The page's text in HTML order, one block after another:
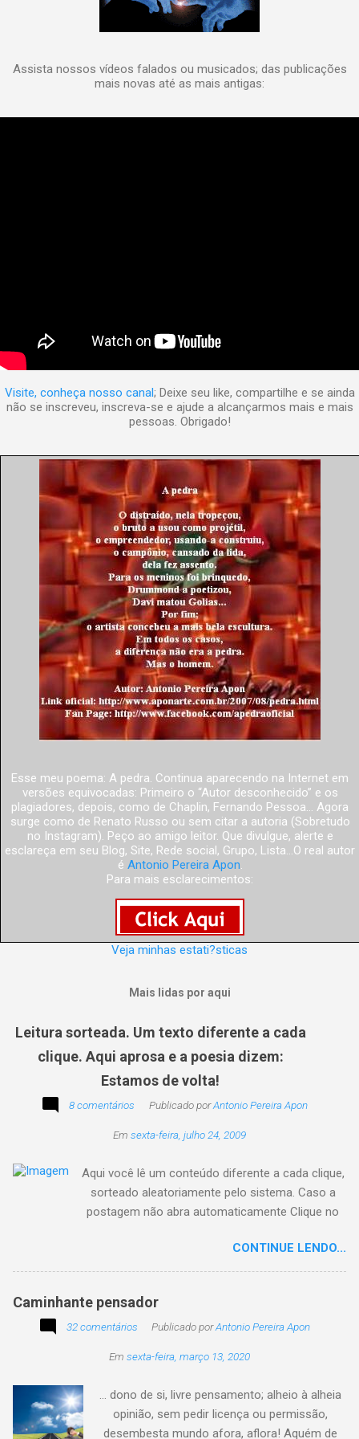
Assista nossos vídeos falados ou musicados; das publicações
mais novas até as mais antigas:
Visite, conheça nosso canal; Deixe seu like, compartilhe e se ainda
não se inscreveu, inscreva-se e ajude a alcançarmos mais e mais
pessoas. Obrigado!
Esse meu poema: A pedra. Continua aparecendo na Internet em
versões equivocadas: Primeiro o “Autor desconhecido” e os
plagiadores, depois, como de Chaplin, Fernando Pessoa... Agora
surge como de Renato Russo ou sem citar a autoria (Sobretudo
no Instagram). Peço ao amigo leitor. Que divulgue, alerte e
esclareça em seu Blog, Site, Rede social, Grupo, Lista...O real autor
é Antonio Pereira Apon.
Para mais esclarecimentos:
Veja minhas estati?sticas
Mais lidas por aqui
Leitura sorteada. Um texto diferente a cada
clique. Aqui aprosa e a poesia dizem:
Estamos de volta!
8 comentários Publicado porAntonio Pereira Apon
Em sexta-feira, julho 24, 2009
Aqui você lê um conteúdo diferente a cada clique,
sorteado aleatoriamente pelo sistema. Caso a
postagem não abra automaticamente Clique no
CONTINUE LENDO...
Caminhante pensador
32 comentários Publicado porAntonio Pereira Apon
Em sexta-feira, março 13, 2020
... dono de si, livre pensamento; alheio à alheia
opinião, sem pedir licença ou permissão,
desembesta mundo afora, aflora! Aquém de